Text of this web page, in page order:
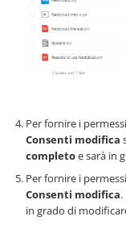
Per fornire i
Consenti modifica
completoe sarà in
Per fornire i
Consenti modifica
in grado di